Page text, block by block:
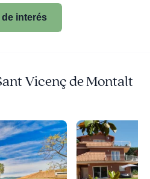
interés
Vicenç de Montalt